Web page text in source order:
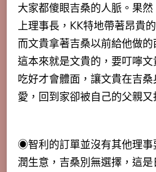
大家都傻眼吉桑的人脈。果
上理事長，KK特地帶著昂貴
而文貴拿著吉桑以前給他做
這本來就是文貴的，要叮嚀
吃好才會體面，讓文貴在吉
愛，回到家卻被自己的父親又
◉智利的訂單並沒有其他理事
潤生意，吉桑別無選擇，這